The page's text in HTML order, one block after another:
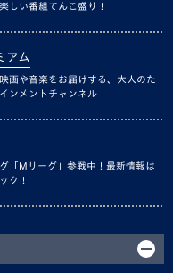
しい番組てんこ盛り！
アム
画や音楽をお届けする、大人のた
ンメントチャンネル
「Mリーグ」参戦中！最新情報は
ク！